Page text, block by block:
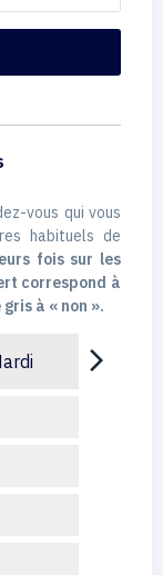
vous qui vous
habituels de
fois sur les
correspond à
à « non ».
arrow_forward_ios